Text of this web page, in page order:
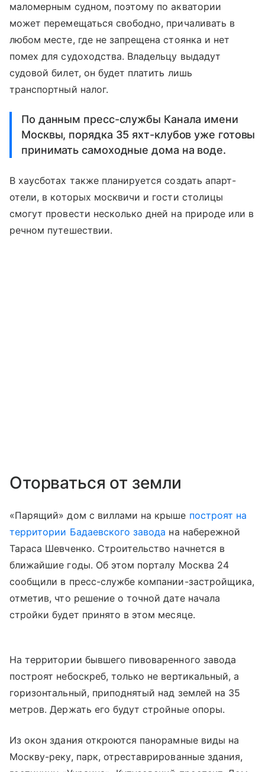
маломерным судном, поэтому по акватории
может перемещаться свободно, причаливать в
любом месте, где не запрещена стоянка и нет
помех для судоходства. Владельцу выдадут
судовой билет, он будет платить лишь
транспортный налог.
По данным пресс-службы Канала имени
Москвы, порядка 35 яхт-клубов уже готовы
принимать самоходные дома на воде.
В хаусботах также планируется создать апарт-
отели, в которых москвичи и гости столицы
смогут провести несколько дней на природе или в
речном путешествии.
Оторваться от земли
«Парящий» дом с виллами на крыше построят на
территории Бадаевского завода на набережной
Тараса Шевченко. Строительство начнется в
ближайшие годы. Об этом порталу Москва 24
сообщили в пресс-службе компании-застройщика,
отметив, что решение о точной дате начала
стройки будет принято в этом месяце.
На территории бывшего пивоваренного завода
построят небоскреб, только не вертикальный, а
горизонтальный, приподнятый над землей на 35
метров. Держать его будут стройные опоры.
Из окон здания откроются панорамные виды на
Москву-реку, парк, отреставрированные здания,